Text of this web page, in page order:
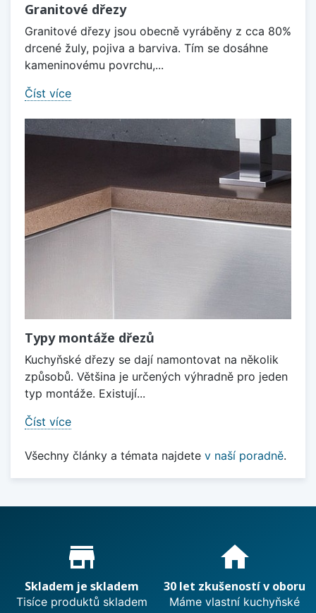
Granitové dřezy
Granitové dřezy jsou obecně vyráběny z cca 80%
drcené žuly, pojiva a barviva. Tím se dosáhne
kameninovému povrchu,...
Číst více
Typy montáže dřezů
Kuchyňské dřezy se dají namontovat na několik
způsobů. Většina je určených výhradně pro jeden
typ montáže. Existují...
Číst více
Všechny články a témata najdete v naší poradně.
Proč nakupovat u nás?
store_mall_directory
Skladem je skladem
Tisíce produktů skladem
home
30 let zkušeností v oboru
Máme vlastní kuchyňské